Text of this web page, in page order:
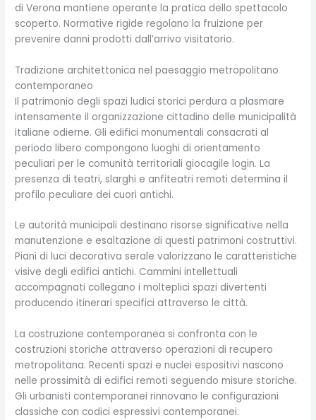
di Verona mantiene operante la pratica dello spettacolo
scoperto. Normative rigide regolano la fruizione per
prevenire danni prodotti dall’arrivo visitatorio.
Tradizione architettonica nel paesaggio metropolitano
contemporaneo
Il patrimonio degli spazi ludici storici perdura a plasmare
intensamente il organizzazione cittadino delle municipalità
italiane odierne. Gli edifici monumentali consacrati al
periodo libero compongono luoghi di orientamento
peculiari per le comunità territoriali giocagile login. La
presenza di teatri, slarghi e anfiteatri remoti determina il
profilo peculiare dei cuori antichi.
Le autorità municipali destinano risorse significative nella
manutenzione e esaltazione di questi patrimoni costruttivi.
Piani di luci decorativa serale valorizzano le caratteristiche
visive degli edifici antichi. Cammini intellettuali
accompagnati collegano i molteplici spazi divertenti
producendo itinerari specifici attraverso le città.
La costruzione contemporanea si confronta con le
costruzioni storiche attraverso operazioni di recupero
metropolitana. Recenti spazi e nuclei espositivi nascono
nelle prossimità di edifici remoti seguendo misure storiche.
Gli urbanisti contemporanei rinnovano le configurazioni
classiche con codici espressivi contemporanei.